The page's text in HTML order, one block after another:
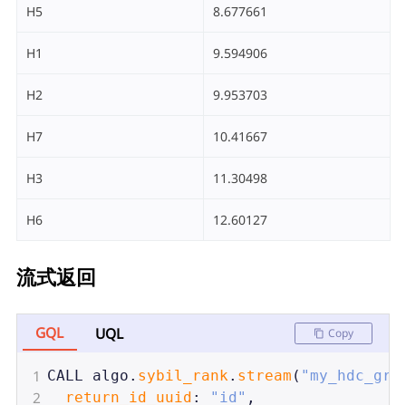
H5 8.677661
H1 9.594906
H2 9.953703
H7 10.41667
H3 11.30498
H6 12.60127
流式返回
GQL UQL Copy
1 CALL algo . sybil_rank. stream (
2 return_id_uuid : "id" ,